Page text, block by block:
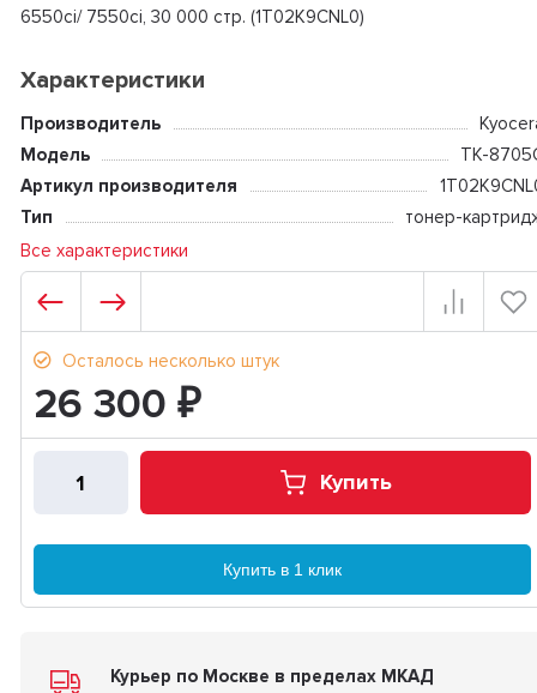
6550ci/ 7550ci, 30 000 стр. (1T02K9CNL0)
Характеристики
Производитель
Модель
TK-
Артикул производителя
Тип
тонер-
Все характеристики
Осталось несколько штук
26 300 ₽
Купить
Купить в 1 клик
Курьер по Москве в пределах МКАД